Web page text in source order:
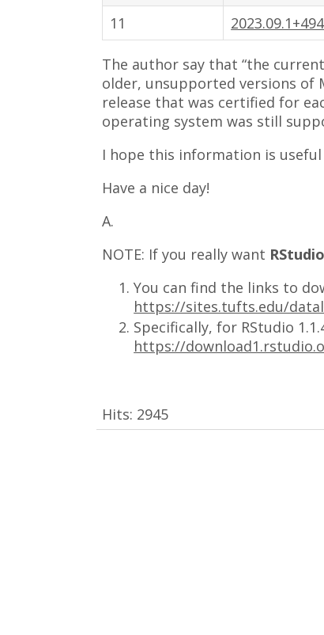
11
2023.09.1+494
The author say that “the
older, unsupported versions of
release that was certified for
operating system was still
I hope this information is
Have a nice day!
A.
NOTE: If you really want
You can find the links to
https://sites.tufts.edu/
Specifically, for RStudio
https://
Hits: 2945